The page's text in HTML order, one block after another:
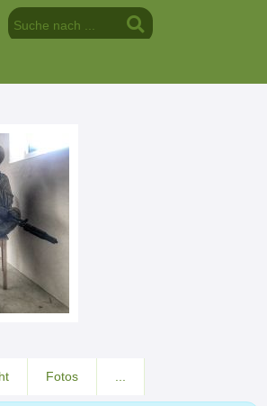
Fotos